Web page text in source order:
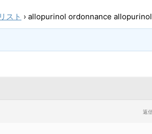
スト › allopurinol ordonnance
返